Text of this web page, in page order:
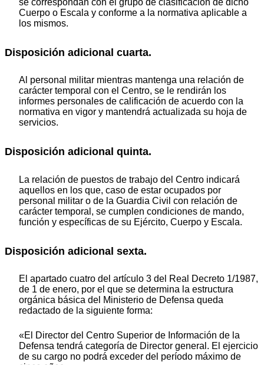
se correspondan con el grupo de clasificación de dicho
Cuerpo o Escala y conforme a la normativa aplicable a
los mismos.
Disposición adicional cuarta.
Al personal militar mientras mantenga una relación de
carácter temporal con el Centro, se le rendirán los
informes personales de calificación de acuerdo con la
normativa en vigor y mantendrá actualizada su hoja de
servicios.
Disposición adicional quinta.
La relación de puestos de trabajo del Centro indicará
aquellos en los que, caso de estar ocupados por
personal militar o de la Guardia Civil con relación de
carácter temporal, se cumplen condiciones de mando,
función y específicas de su Ejército, Cuerpo y Escala.
Disposición adicional sexta.
El apartado cuatro del artículo 3 del Real Decreto 1/1987,
de 1 de enero, por el que se determina la estructura
orgánica básica del Ministerio de Defensa queda
redactado de la siguiente forma:
«El Director del Centro Superior de Información de la
Defensa tendrá categoría de Director general. El ejercicio
de su cargo no podrá exceder del período máximo de